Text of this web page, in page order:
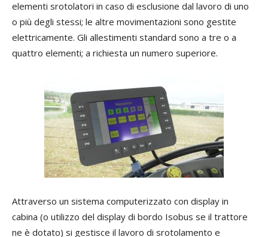
elementi srotolatori in caso di esclusione dal lavoro di uno
o più degli stessi; le altre movimentazioni sono gestite
elettricamente. Gli allestimenti standard sono a tre o a
quattro elementi; a richiesta un numero superiore.
Attraverso un sistema computerizzato con display in
cabina (o utilizzo del display di bordo Isobus se il trattore
ne è dotato) si gestisce il lavoro di srotolamento e